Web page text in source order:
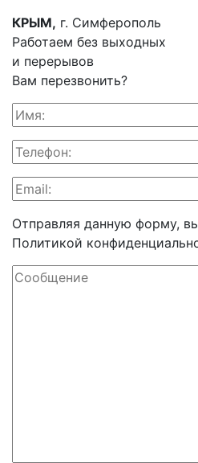
КРЫМ, г. Симферополь
Работаем без выходных
и перерывов
Вам перезвонить?
Отправляя данную форму,
Политикой